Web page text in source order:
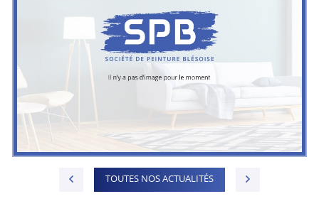
Nous vous souhaitons une agréable visite sur notre
site, à bientôt.
L'équipe de Société de Peinture Blésoise
TOUTES NOS ACTUALITÉS